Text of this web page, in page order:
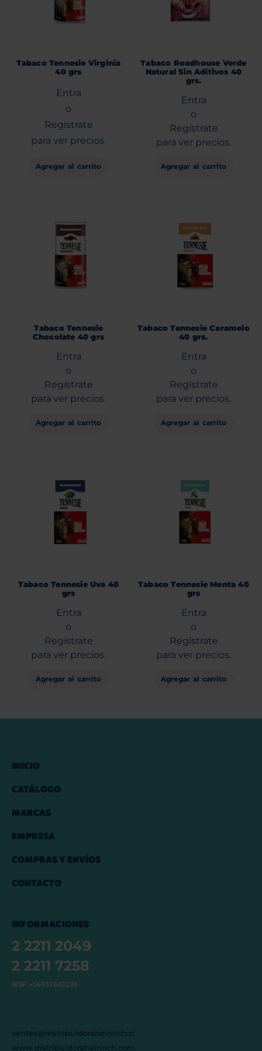
Tabaco Tennesie Virginia
40 grs
Entra
o
Regístrate
para ver precios.
Agregar al carrito
Tabaco Roadhouse Verde
Natural Sin Aditivos 40
grs.
Entra
o
Regístrate
para ver precios.
Agregar al carrito
Tabaco Tennesie
Chocolate 40 grs
Entra
o
Regístrate
para ver precios.
Agregar al carrito
Tabaco Tennesie Caramelo
40 grs.
Entra
o
Regístrate
para ver precios.
Agregar al carrito
Tabaco Tennesie Uva 40
grs
Entra
o
Regístrate
para ver precios.
Agregar al carrito
Tabaco Tennesie Menta 40
grs
Entra
o
Regístrate
para ver precios.
Agregar al carrito
INICIO
CATÁLOGO
MARCAS
EMPRESA
COMPRAS Y ENVÍOS
CONTACTO
INFORMACIONES
2 2211 2049
2 2211 7258
WSP +56957642249
ventas@distribuidoraheinrich.cl
www.distribuidoraheinrich.com